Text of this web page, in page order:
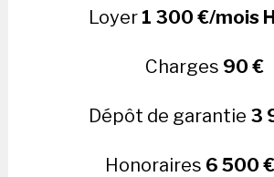
Loyer 1 300 €/mois
Charges 90 €
Dépôt de garantie 3
Honoraires 6 500